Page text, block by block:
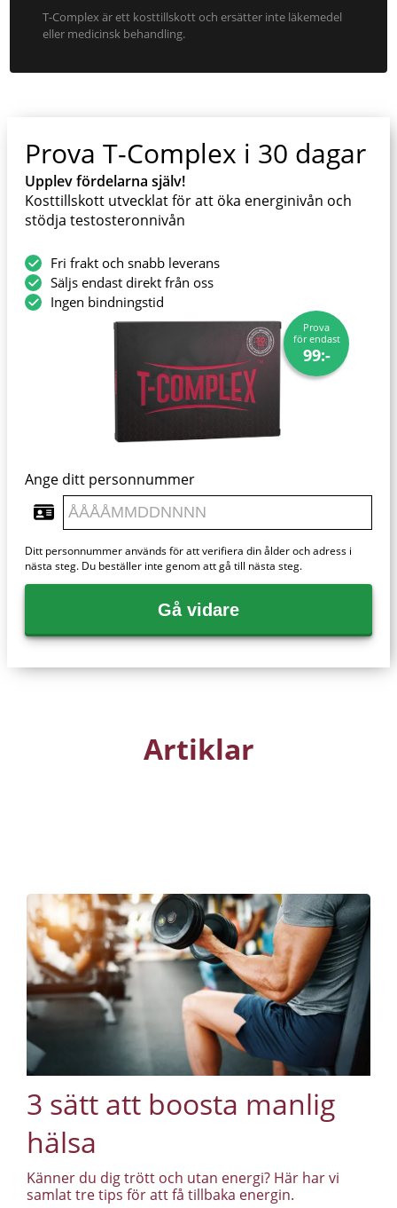
T-Complex är ett kosttillskott och ersätter inte läkemedel
eller medicinsk behandling.
Prova T-Complex i 30 dagar
Upplev fördelarna själv!
Kosttillskott utvecklat för att öka energinivån och
stödja testosteronnivån
Fri frakt och snabb leverans
Säljs endast direkt från oss
Ingen bindningstid
Prova
för endast
99:-
Ange ditt personnummer
Ditt personnummer används för att verifiera din ålder och adress i
nästa steg. Du beställer inte genom att gå till nästa steg.
Gå vidare
Artiklar
3 sätt att boosta manlig
hälsa
Känner du dig trött och utan energi? Här har vi
samlat tre tips för att få tillbaka energin.